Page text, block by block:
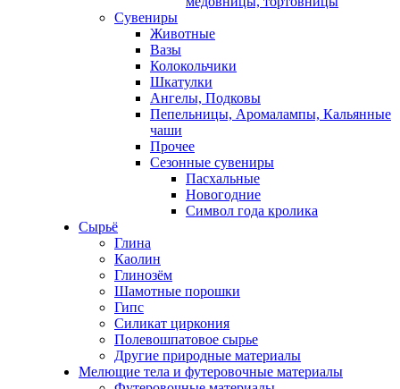
Сувениры
Животные
Вазы
Колокольчики
Шкатулки
Ангелы, Подковы
Пепельницы, Аромалампы, Кальянные
чаши
Прочее
Сезонные сувениры
Пасхальные
Новогодние
Символ года кролика
Сырьё
Глина
Каолин
Глинозём
Шамотные порошки
Гипс
Силикат циркония
Полевошпатовое сырье
Другие природные материалы
Мелющие тела и футеровочные материалы